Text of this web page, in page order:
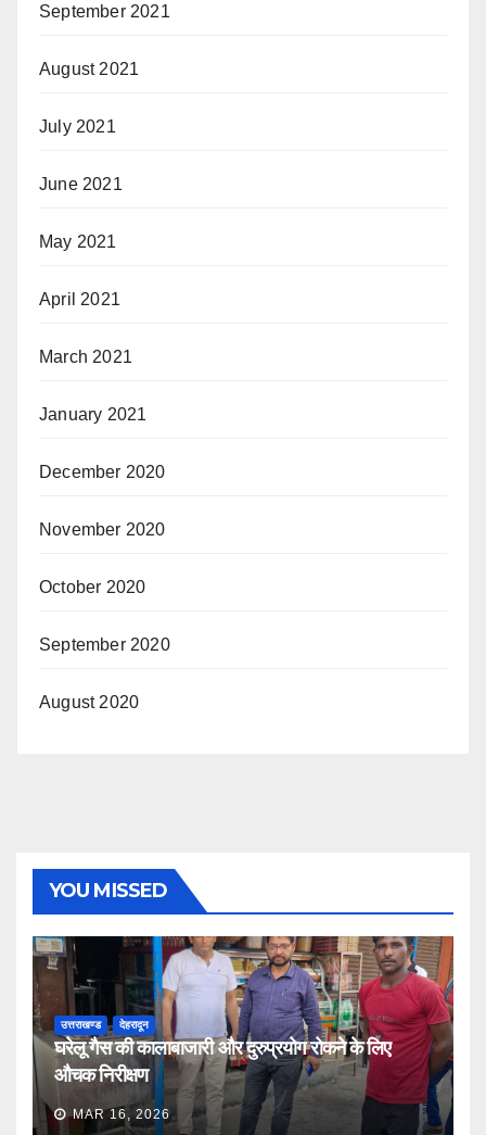
September 2021
August 2021
July 2021
June 2021
May 2021
April 2021
March 2021
January 2021
December 2020
November 2020
October 2020
September 2020
August 2020
YOU MISSED
उत्तराखण्ड देहरादून
घरेलू गैस की कालाबाजारी और दुरुप्रयोग रोकने के लिए
औचक निरीक्षण
MAR 16, 2026